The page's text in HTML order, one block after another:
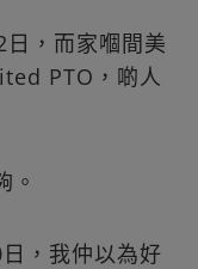
，而家嗰間美
PTO，啲人
。
，我仲以為好